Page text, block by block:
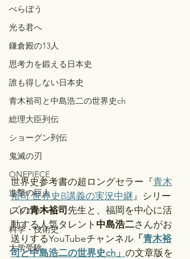
べらぼう
光る君へ
鎌倉殿の13人
思考力を鍛える日本史
誰も得しない日本史
青木裕司と中島浩二の世界史ch
総理大臣列伝
ショーグン列伝
鬼滅の刃
ONEPIECE
進撃の巨人
レトロゲーム
科学・技術史
大学受験
世界史参考書の超ロングセラー『青木
裕司 世界史B講義の実況中継』シリー
ズの青木裕司 先生と、福岡を中心に活
動する人気タレント 中島浩二さんがお
送りするYouTubeチャンネル 「青木裕
司と中島浩二の世界史ch」 の文章版を